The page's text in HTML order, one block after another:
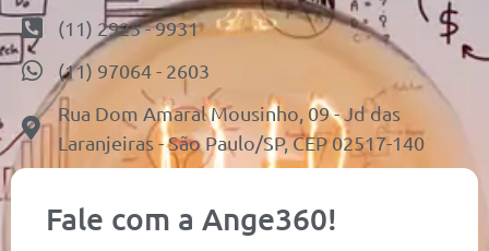
(11) 2925 - 9931
(11) 97064 - 2603
Rua Dom Amaral Mousinho, 09 - Jd das
Laranjeiras - São Paulo/SP, CEP 02517-140
Fale com a Ange360!